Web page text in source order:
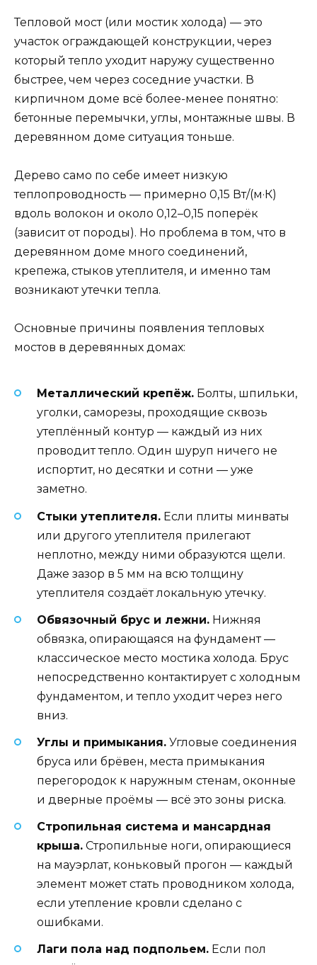
Тепловой мост (или мостик холода) — это
участок ограждающей конструкции, через
который тепло уходит наружу существенно
быстрее, чем через соседние участки. В
кирпичном доме всё более-менее понятно:
бетонные перемычки, углы, монтажные швы. В
деревянном доме ситуация тоньше.
Дерево само по себе имеет низкую
теплопроводность — примерно 0,15 Вт/(м·К)
вдоль волокон и около 0,12–0,15 поперёк
(зависит от породы). Но проблема в том, что в
деревянном доме много соединений,
крепежа, стыков утеплителя, и именно там
возникают утечки тепла.
Основные причины появления тепловых
мостов в деревянных домах:
Металлический крепёж. Болты, шпильки,
уголки, саморезы, проходящие сквозь
утеплённый контур — каждый из них
проводит тепло. Один шуруп ничего не
испортит, но десятки и сотни — уже
заметно.
Стыки утеплителя. Если плиты минваты
или другого утеплителя прилегают
неплотно, между ними образуются щели.
Даже зазор в 5 мм на всю толщину
утеплителя создаёт локальную утечку.
Обвязочный брус и лежни. Нижняя
обвязка, опирающаяся на фундамент —
классическое место мостика холода. Брус
непосредственно контактирует с холодным
фундаментом, и тепло уходит через него
вниз.
Углы и примыкания. Угловые соединения
бруса или брёвен, места примыкания
перегородок к наружным стенам, оконные
и дверные проёмы — всё это зоны риска.
Стропильная система и мансардная
крыша. Стропильные ноги, опирающиеся
на мауэрлат, коньковый прогон — каждый
элемент может стать проводником холода,
если утепление кровли сделано с
ошибками.
Лаги пола над подпольем. Если пол